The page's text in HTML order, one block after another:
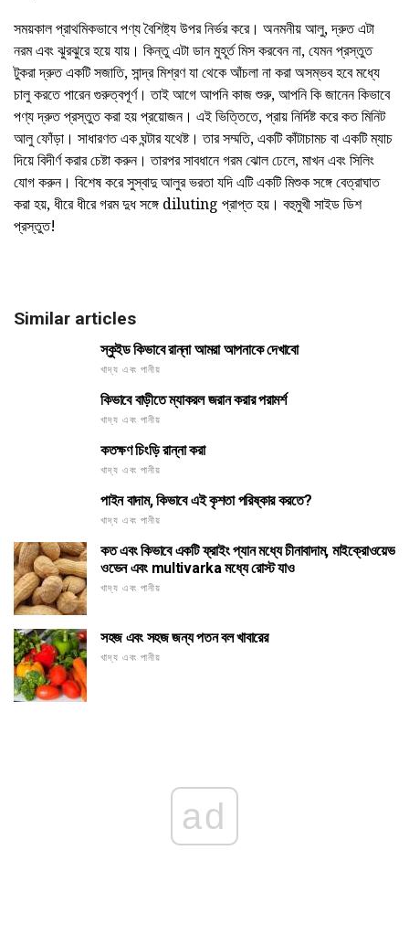
সময়কাল প্রাথমিকভাবে পণ্য বৈশিষ্ট্য উপর নির্ভর করে। অনমনীয় আলু, দ্রুত এটা
নরম এবং ঝুরঝুরে হয়ে যায়। কিন্তু এটা ডান মুহূর্ত মিস করবেন না, যেমন প্রস্তুত
টুকরা দ্রুত একটি সজাতি, সান্দ্র মিশ্রণ যা থেকে আঁচলা না করা অসম্ভব হবে মধ্যে
চালু করতে পারেন গুরুত্বপূর্ণ। তাই আগে আপনি কাজ শুরু, আপনি কি জানেন কিভাবে
পণ্য দ্রুত প্রস্তুত করা হয় প্রয়োজন। এই ভিত্তিতে, প্রায় নির্দিষ্ট করে কত মিনিট
আলু ফোঁড়া। সাধারণত এক ঘন্টার যথেষ্ট। তার সম্মতি, একটি কাঁটাচামচ বা একটি ম্যাচ
দিয়ে বিদীর্ণ করার চেষ্টা করুন। তারপর সাবধানে গরম ঝোল ঢেলে, মাখন এবং সিলিং
যোগ করুন। বিশেষ করে সুস্বাদু আলুর ভরতা যদি এটি একটি মিশুক সঙ্গে বেত্রাঘাত
করা হয়, ধীরে ধীরে গরম দুধ সঙ্গে diluting প্রাপ্ত হয়। বহুমুখী সাইড ডিশ
প্রস্তুত!
Similar articles
স্কুইড কিভাবে রান্না আমরা আপনাকে দেখাবো
খাদ্য এবং পানীয়
কিভাবে বাড়ীতে ম্যাকরল জরান করার পরামর্শ
খাদ্য এবং পানীয়
কতক্ষণ চিংড়ি রান্না করা
খাদ্য এবং পানীয়
পাইন বাদাম, কিভাবে এই কৃশতা পরিষ্কার করতে?
খাদ্য এবং পানীয়
কত এবং কিভাবে একটি ফ্রাইং প্যান মধ্যে চীনাবাদাম, মাইক্রোওয়েভ
ওভেন এবং multivarka মধ্যে রোস্ট যাও
খাদ্য এবং পানীয়
সহজ এবং সহজ জন্য পতন বল খাবারের
খাদ্য এবং পানীয়
ad